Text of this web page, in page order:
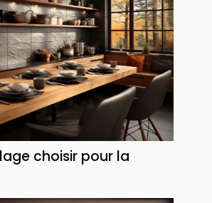
choisir pour la